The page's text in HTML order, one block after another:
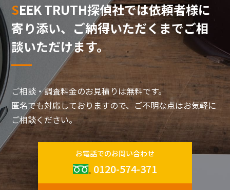
SEEK TRUTH探偵社では依頼者様に
寄り添い、 ご納得いただくまでご相
談いただけます。
ご相談・調査料金のお見積りは無料です。
匿名でも対応しておりますので、ご不明な点はお気軽に
ご相談ください。
お電話でのお問い合わせ
0120-574-371